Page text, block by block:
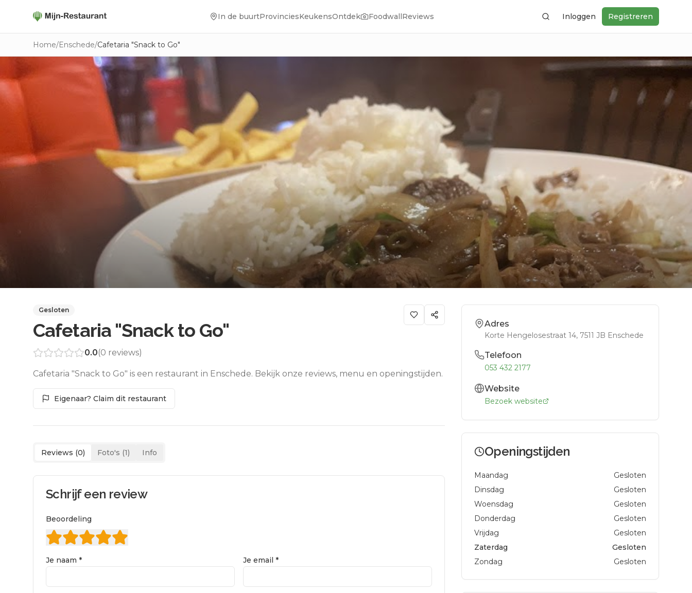
In de buurtProvinciesKeukensOntdek FoodwallReviews ZoekenInloggen Registreren
Home/Enschede/Cafetaria "Snack to Go"
Gesloten
Cafetaria "Snack to Go"
0.0(0 reviews)
Cafetaria "Snack to Go" is een restaurant in Enschede. Bekijk onze reviews, menu en openingstijden.
Eigenaar? Claim dit restaurant
Reviews (0) Foto's (1) Info
Schrijf een review
Beoordeling
Je naam * Je email *
Adres
Korte Hengelosestraat 14, 7511 JB Enschede
Telefoon
053 432 2177
Website
Bezoek website
Openingstijden
Maandag
Gesloten
Dinsdag
Gesloten
Woensdag
Gesloten
Donderdag
Gesloten
Vrijdag
Gesloten
Zaterdag
Gesloten
Zondag
Gesloten